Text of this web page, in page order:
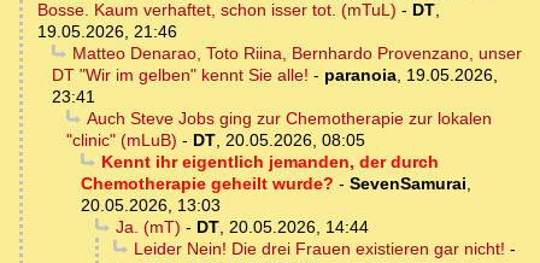
Bosse. Kaum verhaftet, schon isser tot. (mTuL) - DT,
19.05.2026, 21:46
Matteo Denarao, Toto Riina, Bernhardo Provenzano, unser
DT "Wir im gelben" kennt Sie alle! - paranoia, 19.05.2026,
23:41
Auch Steve Jobs ging zur Chemotherapie zur lokalen
"clinic" (mLuB) - DT, 20.05.2026, 08:05
Kennt ihr eigentlich jemanden, der durch
Chemotherapie geheilt wurde? - SevenSamurai,
20.05.2026, 13:03
Ja. (mT) - DT, 20.05.2026, 14:44
Leider Nein! Die drei Frauen existieren gar nicht! -